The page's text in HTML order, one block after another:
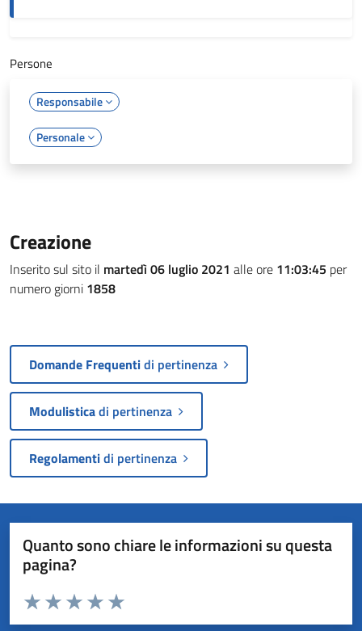
Persone
Responsabile
Personale
Creazione
Inserito sul sito il martedì 06 luglio 2021 alle ore 11:03:45 per
numero giorni 1858
Domande Frequentidi pertinenza
Modulisticadi pertinenza
Regolamentidi pertinenza
Quanto sono chiare le informazioni su questa
pagina?
Valuta da 1 a 5 stelle la pagina
Valuta 5 stelle su 5
Valuta 4 stelle su 5
Valuta 3 stelle su 5
Valuta 2 stelle su 5
Valuta 1 stelle su 5